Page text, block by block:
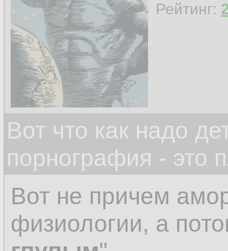
Рейтинг:
Вот что как надо
порнография - это
Вот не причем
физиологии, а